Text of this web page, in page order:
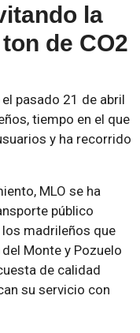
la
de CO2
pasado 21 de abril
tiempo en el que
y ha recorrido
MLO se ha
público
madrileños que
Monte y Pozuelo
de calidad
su servicio con